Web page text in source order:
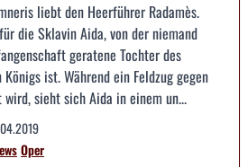
liebt den Heerführer Radamès.
die Sklavin Aida, von der niemand
geratene Tochter des
ist. Während ein Feldzug gegen
sieht sich Aida in einem un...
Oper